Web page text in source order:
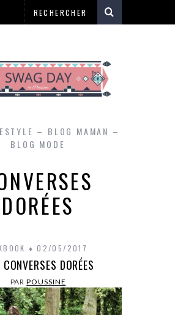
– BLOG MAMAN –
BLOG MODE
DORÉES
02/05/2017
DORÉES
PARPOUSSINE